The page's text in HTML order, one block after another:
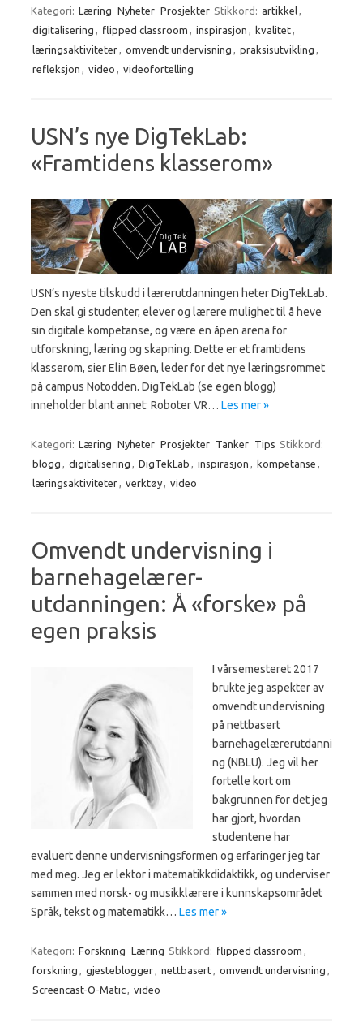
Kategori: Læring Nyheter Prosjekter Stikkord: artikkel,
digitalisering , flipped classroom , inspirasjon , kvalitet,
læringsaktiviteter, omvendt undervisning , praksisutvikling ,
refleksjon , video , videofortelling
USN’s nye DigTekLab:
«Framtidens klasserom»
USN’s nyeste tilskudd i lærerutdanningen heter DigTekLab.
Den skal gi studenter, elever og lærere mulighet til å heve
sin digitale kompetanse, og være en åpen arena for
utforskning, læring og skapning. Dette er et framtidens
klasserom, sier Elin Bøen, leder for det nye læringsrommet
på campus Notodden. DigTekLab (se egen blogg)
inneholder blant annet: Roboter VR… Les mer »
Kategori: Læring Nyheter Prosjekter Tanker Tips Stikkord:
blogg , digitalisering , DigTekLab , inspirasjon , kompetanse ,
læringsaktiviteter, verktøy, video
Omvendt undervisning i
barnehagelærer-
utdanningen: Å «forske» på
egen praksis
I vårsemesteret 2017
brukte jeg aspekter av
omvendt undervisning
på nettbasert
barnehagelærerutdanni
ng (NBLU). Jeg vil her
fortelle kort om
bakgrunnen for det jeg
har gjort, hvordan
studentene har
evaluert denne undervisningsformen og erfaringer jeg tar
med meg. Jeg er lektor i matematikkdidaktikk, og underviser
sammen med norsk- og musikklærere i kunnskapsområdet
Språk, tekst og matematikk… Les mer »
Kategori: Forskning Læring Stikkord: flipped classroom ,
forskning , gjesteblogger, nettbasert, omvendt undervisning ,
Screencast-O-Matic, video